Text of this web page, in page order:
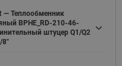
— Теплообменник
BPHE_RD-210-46-
штуцер Q1/Q2
8"